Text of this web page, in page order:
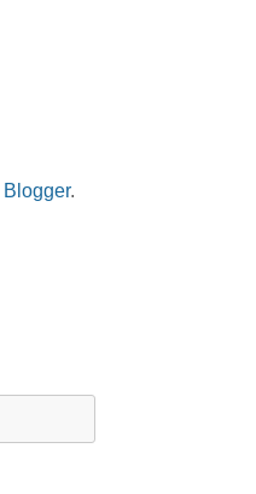
Blogger.